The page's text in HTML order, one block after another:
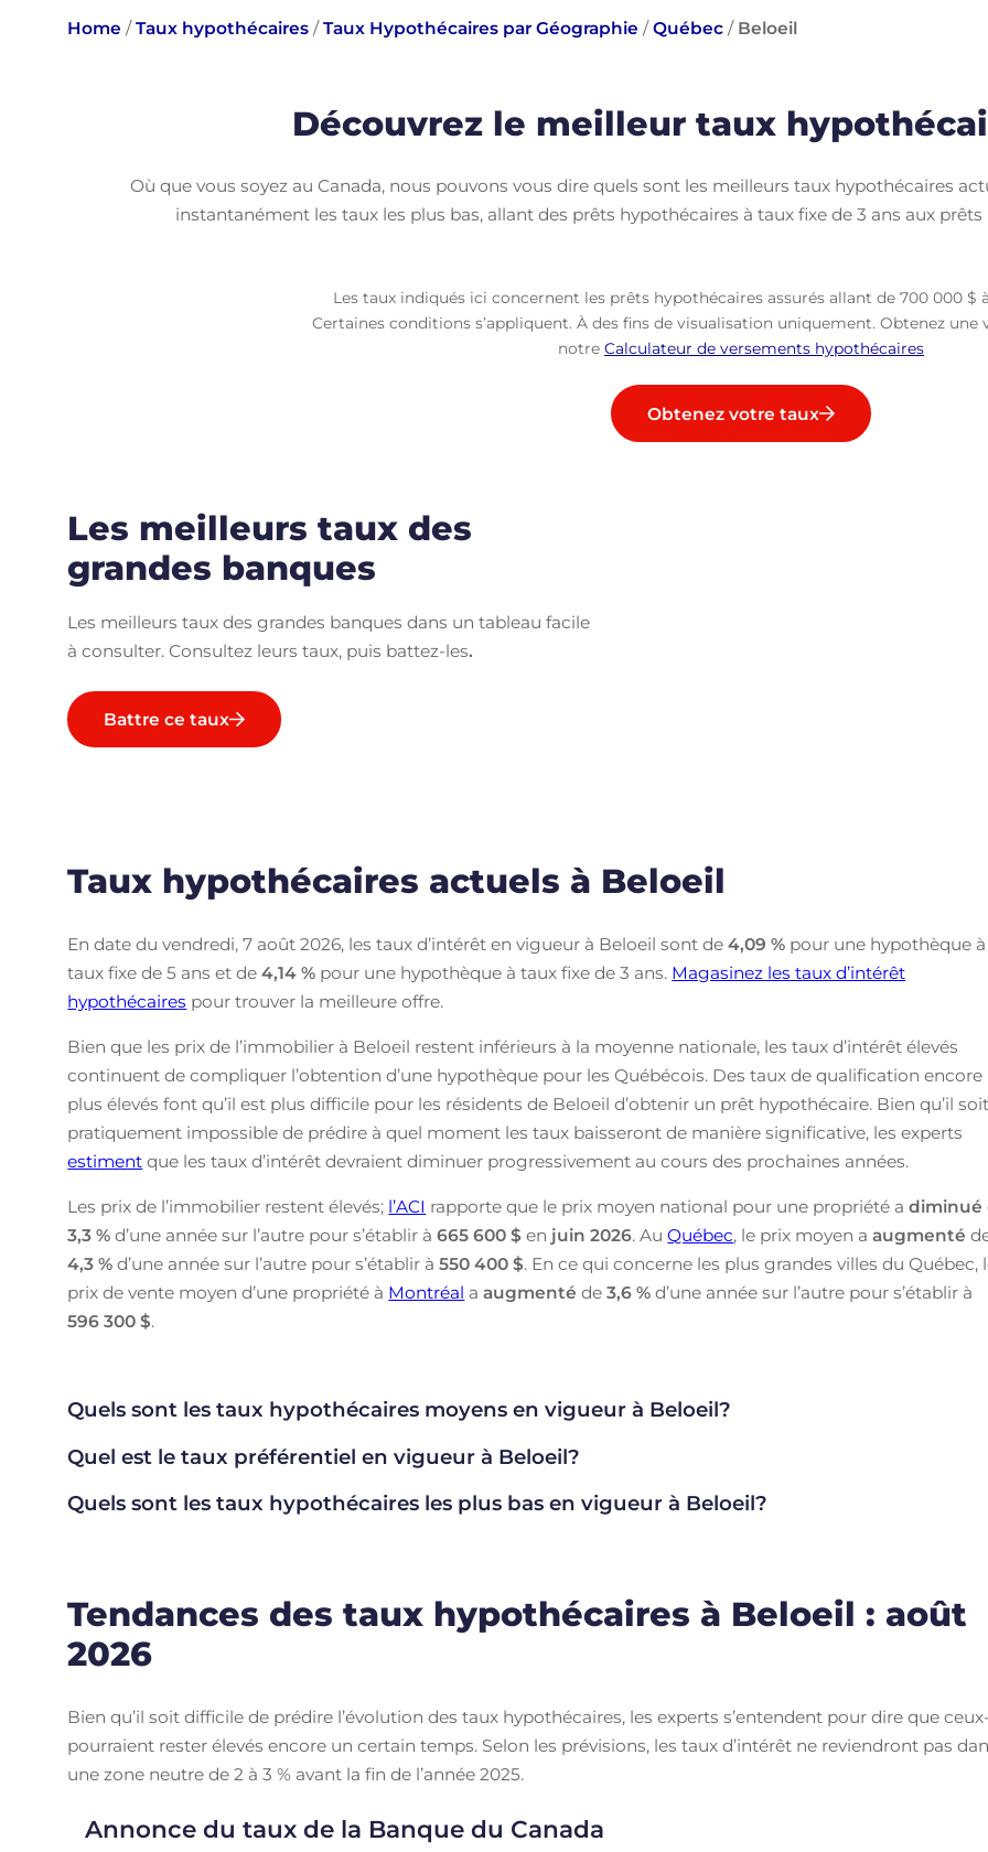
Home /Taux hypothécaires /Taux Hypothécaires par Géographie /Québec / Beloeil
Découvrez le meilleur taux
Où que vous soyez au Canada, nous pouvons vous dire quels sont les meilleurs taux hypothécaires
instantanément les taux les plus bas, allant des prêts hypothécaires à taux fixe de 3 ans aux
Les taux indiqués ici concernent les prêts hypothécaires assurés allant de 700 000 $
Certaines conditions s’appliquent. À des fins de visualisation uniquement. Obtenez une
notre Calculateur de versements hypothécaires
Obtenez votre taux
Les meilleurs taux des
grandes banques
Les meilleurs taux des grandes banques dans un tableau facile
à consulter. Consultez leurs taux, puis battez-les.
Battre ce taux
Taux hypothécaires actuels à Beloeil
En date du vendredi, 7 août 2026, les taux d’intérêt en vigueur à Beloeil sont de4,09 % pour une hypothèque à
taux fixe de 5 ans et de4,14 % pour une hypothèque à taux fixe de 3 ans. Magasinez les taux d’intérêt
hypothécaires pour trouver la meilleure offre.
Bien que les prix de l’immobilier à Beloeil restent inférieurs à la moyenne nationale, les taux d’intérêt élevés
continuent de compliquer l’obtention d’une hypothèque pour les Québécois. Des taux de qualification encore
plus élevés font qu’il est plus difficile pour les résidents de Beloeil d’obtenir un prêt hypothécaire. Bien qu’il soit
pratiquement impossible de prédire à quel moment les taux baisseront de manière significative, les experts
estiment que les taux d’intérêt devraient diminuer progressivement au cours des prochaines années.
Les prix de l’immobilier restent élevés; l’ACI rapporte que le prix moyen national pour une propriété adiminué
3,3 % d’une année sur l’autre pour s’établir à665 600 $ en juin 2026. AuQuébec, le prix moyen aaugmenté
4,3 % d’une année sur l’autre pour s’établir à550 400 $. En ce qui concerne les plus grandes villes du Québec,
prix de vente moyen d’une propriété à Montréal aaugmenté de3,6 % d’une année sur l’autre pour s’établir à
596 300 $.
Quels sont les taux hypothécaires moyens en vigueur à Beloeil?
Quel est le taux préférentiel en vigueur à Beloeil?
Quels sont les taux hypothécaires les plus bas en vigueur à Beloeil?
Tendances des taux hypothécaires à Beloeil : août
2026
Bien qu’il soit difficile de prédire l’évolution des taux hypothécaires, les experts s’entendent pour dire que
pourraient rester élevés encore un certain temps. Selon les prévisions, les taux d’intérêt ne reviendront pas
une zone neutre de 2 à 3 % avant la fin de l’année 2025.
Annonce du taux de la Banque du Canada